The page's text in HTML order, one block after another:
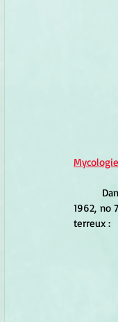
Mycologie
1962, no
terreux :